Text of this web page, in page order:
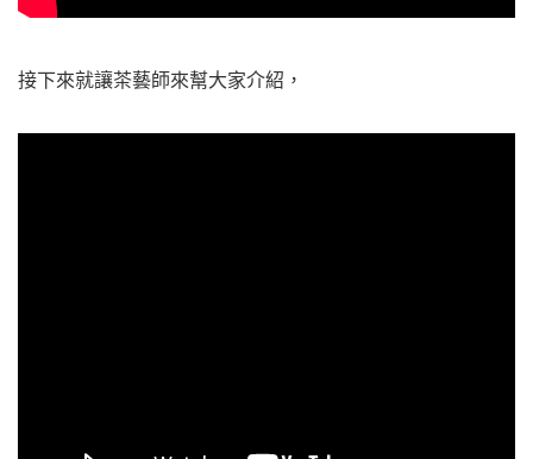
接下來就讓茶藝師來幫大家介紹，